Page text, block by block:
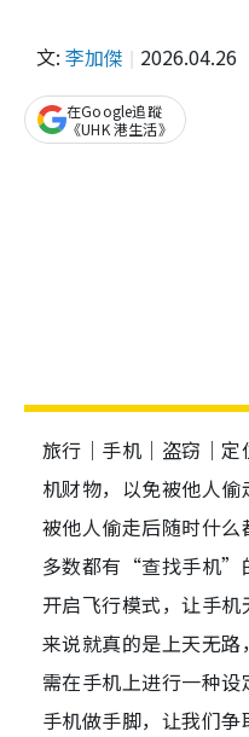
文: 李加傑 2026.04.26
在Google追蹤
《UHK 港生活》
旅行｜手机｜盗窃｜
机财物，以免被他人
被他人偷走后随时什
多数都有“查找手机”
开启飞行模式，让手
来说就真的是上天无
需在手机上进行一种
手机做手脚，让我们